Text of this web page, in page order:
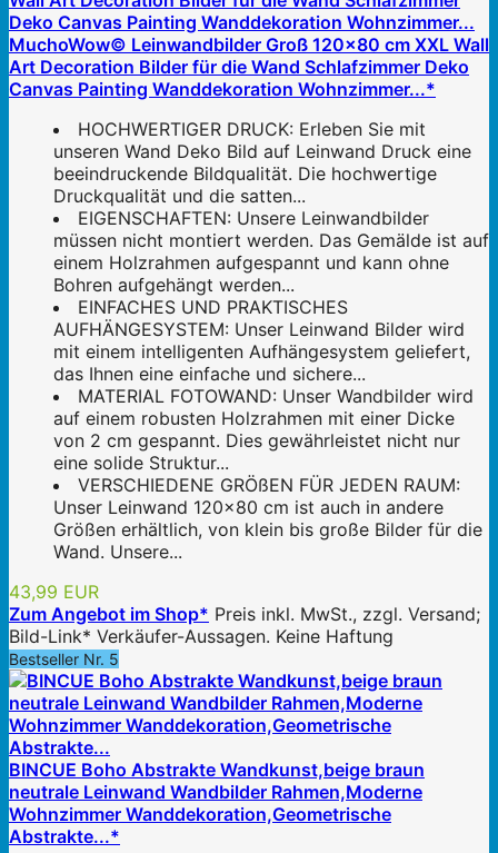
MuchoWow© Leinwandbilder Groß 120x80 cm XXL Wall
Art Decoration Bilder für die Wand Schlafzimmer Deko
Canvas Painting Wanddekoration Wohnzimmer...*
HOCHWERTIGER DRUCK: Erleben Sie mit
unseren Wand Deko Bild auf Leinwand Druck eine
beeindruckende Bildqualität. Die hochwertige
Druckqualität und die satten...
EIGENSCHAFTEN: Unsere Leinwandbilder
müssen nicht montiert werden. Das Gemälde ist auf
einem Holzrahmen aufgespannt und kann ohne
Bohren aufgehängt werden...
EINFACHES UND PRAKTISCHES
AUFHÄNGESYSTEM: Unser Leinwand Bilder wird
mit einem intelligenten Aufhängesystem geliefert,
das Ihnen eine einfache und sichere...
MATERIAL FOTOWAND: Unser Wandbilder wird
auf einem robusten Holzrahmen mit einer Dicke
von 2 cm gespannt. Dies gewährleistet nicht nur
eine solide Struktur...
VERSCHIEDENE GRÖßEN FÜR JEDEN RAUM:
Unser Leinwand 120x80 cm ist auch in andere
Größen erhältlich, von klein bis große Bilder für die
Wand. Unsere...
43,99 EUR
Zum Angebot im Shop* Preis inkl. MwSt., zzgl. Versand;
Bild-Link* Verkäufer-Aussagen. Keine Haftung
Bestseller Nr. 5
BINCUE Boho Abstrakte Wandkunst,beige braun
neutrale Leinwand Wandbilder Rahmen,Moderne
Wohnzimmer Wanddekoration,Geometrische
Abstrakte...*